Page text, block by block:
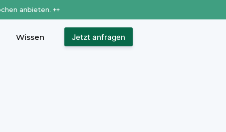
anbieten. ++
Wissen Jetzt anfragen